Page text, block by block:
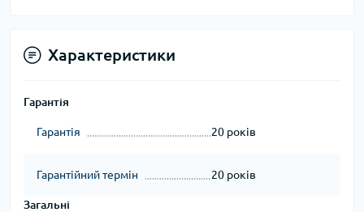
Характеристики
Гарантія
Гарантія 20 років
Гарантійний термін 20 років
Загальні